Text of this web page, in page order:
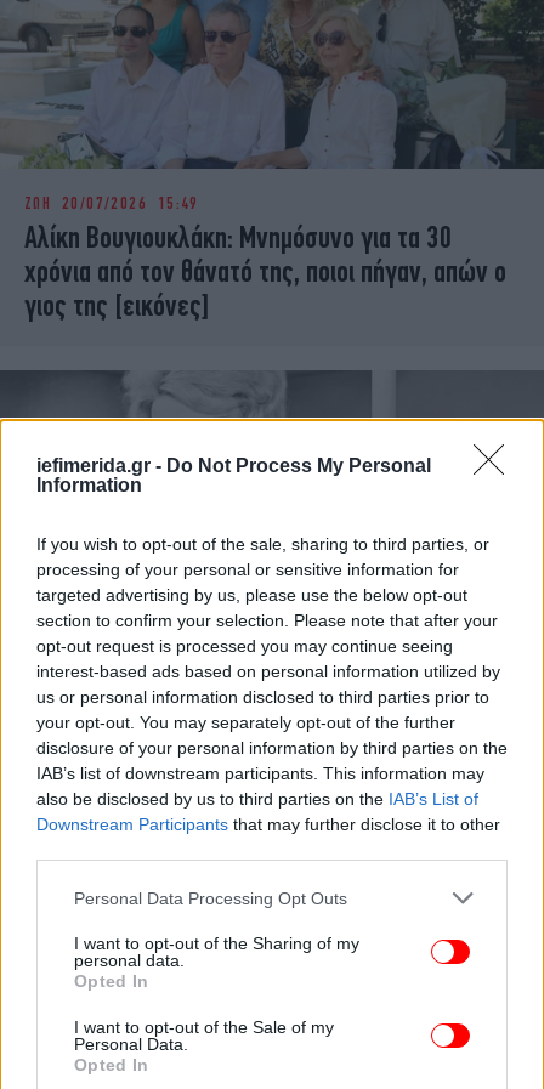
iefimerida.gr - Do Not Process My Personal
Information
If you wish to opt-out of the sale, sharing to third parties, or
processing of your personal or sensitive information for
targeted advertising by us, please use the below opt-out
section to confirm your selection. Please note that after your
opt-out request is processed you may continue seeing
interest-based ads based on personal information utilized by
us or personal information disclosed to third parties prior to
your opt-out. You may separately opt-out of the further
disclosure of your personal information by third parties on the
IAB’s list of downstream participants. This information may
also be disclosed by us to third parties on the IAB’s List of
Downstream Participants that may further disclose it to other
Please note that this website/app uses one or more Google
not limited to your visit or usage behaviour. You may click to
grant or deny consent to Google and its third-party tags to
use your data for below specified purposes in below Google
consent section.
Personal Data Processing Opt Outs
I want to opt-out of the Sharing of my
personal data.
Opted In
I want to opt-out of the Sale of my
Personal Data.
Opted In
ΖΩΗ 20/07/2026 15:49
Αλίκη Βουγιουκλάκη: Μνημόσυνο για τα 30
χρόνια από τον θάνατό της, ποιοι πήγαν, απών ο
γιος της [εικόνες]
ΠΟΛΙΤΙΣΜΟΣ 15/07/2026 12:41
Μάρω Κοντού, η ηθοποιός που δεν έγινε ποτέ
Βουγιουκλάκη, επιβεβαιώνοντας την προφητεία
του Χορν -Πρότυπο ανεξάρτητης γυναίκας